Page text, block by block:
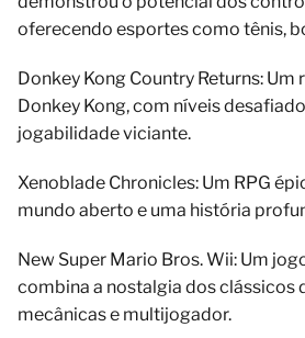
oferecendo esportes como tênis,
Donkey Kong Country Returns:
Donkey Kong, com níveis
jogabilidade viciante.
Xenoblade Chronicles: Um RPG
mundo aberto e uma história
New Super Mario Bros. Wii: Um
combina a nostalgia dos clássicos
mecânicas e multijogador.